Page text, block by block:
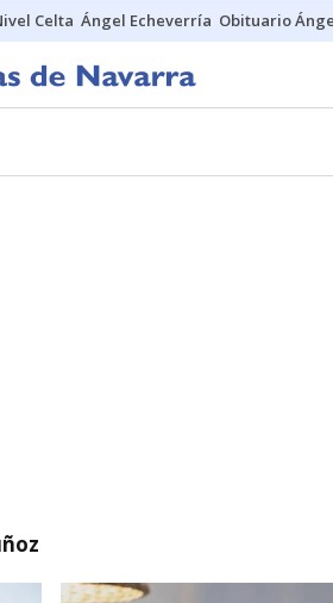
Celta Ángel Echeverría Obituario